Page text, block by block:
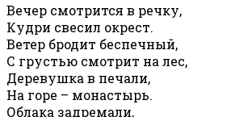
Вечер смотрится в речку,
Кудри свесил окрест.
Ветер бродит беспечный,
С грустью смотрит на лес,
Деревушка в печали,
На горе – монастырь.
Облака задремали,